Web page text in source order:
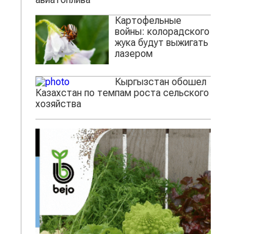
Картофельные
войны: колорадского
жука будут выжигать
лазером
Кыргызстан обошел
Казахстан по темпам роста сельского
хозяйства